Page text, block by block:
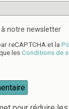
notre newsletter
reCAPTCHA et la
lesConditions de